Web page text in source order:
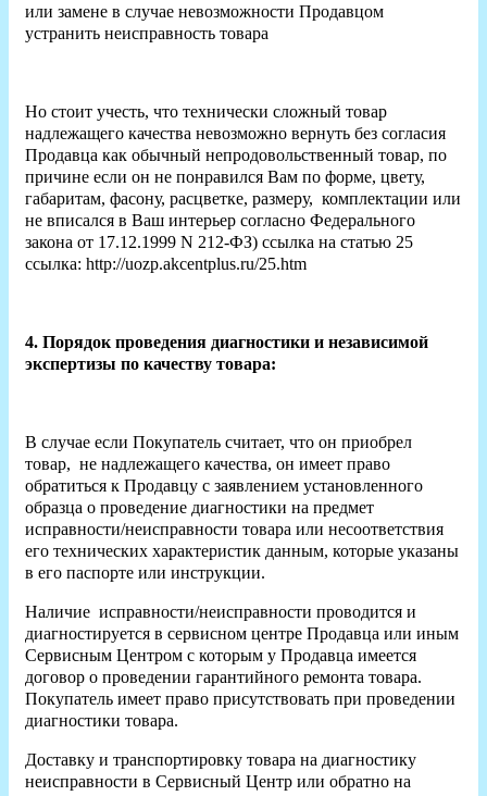
или замене в случае невозможности Продавцом
устранить неисправность товара
Но стоит учесть, что технически сложный товар
надлежащего качества невозможно вернуть без согласия
Продавца как обычный непродовольственный товар, по
причине если он не понравился Вам по форме, цвету,
габаритам, фасону, расцветке, размеру, комплектации или
не вписался в Ваш интерьер согласно Федерального
закона от 17.12.1999 N 212-ФЗ) ссылка на статью 25
ссылка: http://uozp.akcentplus.ru/25.htm
4. Порядок проведения диагностики и независимой
экспертизы по качеству товара:
В случае если Покупатель считает, что он приобрел
товар, не надлежащего качества, он имеет право
обратиться к Продавцу с заявлением установленного
образца о проведение диагностики на предмет
исправности/неисправности товара или несоответствия
его технических характеристик данным, которые указаны
в его паспорте или инструкции.
Наличие исправности/неисправности проводится и
диагностируется в сервисном центре Продавца или иным
Сервисным Центром с которым у Продавца имеется
договор о проведении гарантийного ремонта товара.
Покупатель имеет право присутствовать при проведении
диагностики товара.
Доставку и транспортировку товара на диагностику
неисправности в Сервисный Центр или обратно на